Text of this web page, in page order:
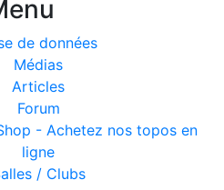
de données
Médias
Articles
Forum
- Achetez nos topos en
ligne
/ Clubs